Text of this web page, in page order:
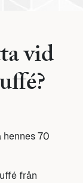
vid
70
från